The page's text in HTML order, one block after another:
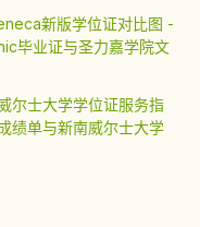
新版学位证对比图 -
毕业证与圣力嘉学院文
尔士大学学位证服务指
绩单与新南威尔士大学